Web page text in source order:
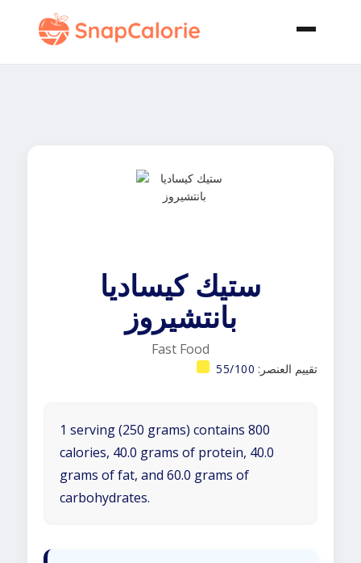
ستيك كيساديا
بانتشيروز
Fast Food
تقييم العنصر: 55/100
1 serving (250 grams) contains 800
calories, 40.0 grams of protein, 40.0
grams of fat, and 60.0 grams of
carbohydrates.